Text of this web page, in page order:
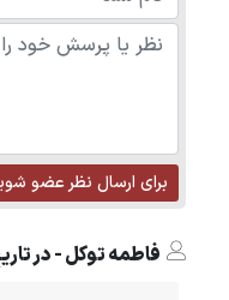
برای ارسال نظر عضو
فاطمه توکل - در تاریخ :